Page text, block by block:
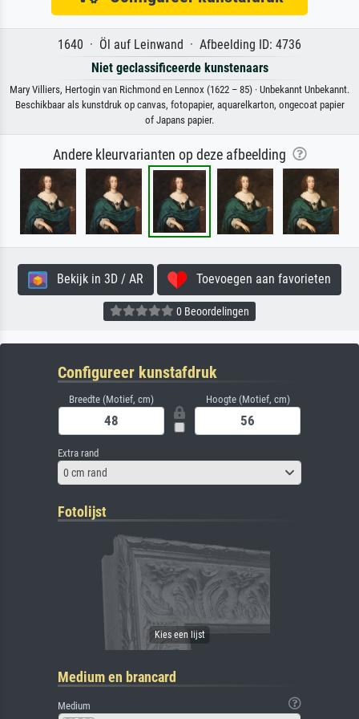
1640 · Öl auf Leinwand · Afbeelding ID: 4736
Niet geclassificeerde kunstenaars
Mary Villiers, Hertogin van Richmond en Lennox (1622 – 85) · Unbekannt Unbekannt.
Beschikbaar als kunstdruk op canvas, fotopapier, aquarelkarton, ongecoat papier
of Japans papier.
Andere kleurvarianten op deze afbeelding
Bekijk in 3D / AR Toevoegen aan favorieten
0 Beoordelingen
Configureer kunstafdruk
Breedte (Motief, cm) Hoogte (Motief, cm)
Extra rand
0 cm rand
Fotolijst
Medium en brancard
Medium